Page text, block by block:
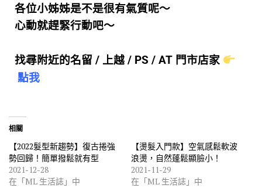
各位小姊姊是不是很有氣質呢～
心動就趕緊行動吧～
找尋附近的名留 / 上越 / PS / AT 門市店家
點我
相關
【2022髮型新趨勢】復古捲強
勢回歸！簡單撥鬆就有型
2021-12-28
在「ML 生活誌」中
【燙髮入門款】空氣感鬆軟波
浪燙，自然蓬鬆顯臉小！
2021-11-29
在「ML 生活誌」中